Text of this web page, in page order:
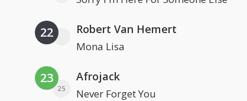
22 Robert Van Hemert
Mona Lisa
23
25
Afrojack
Never Forget You